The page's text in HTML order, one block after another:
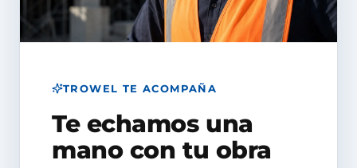
TROWEL TE ACOMPAÑA
Te echamos una
mano con tu obra